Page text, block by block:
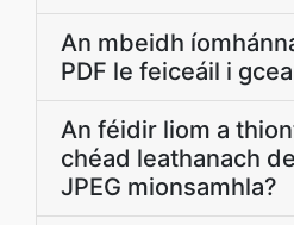
An mbeidh
PDF le feiceáil i
An féidir liom a
chéad leathanach
JPEG mionsamhla?